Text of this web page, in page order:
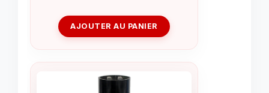
AJOUTER AU PANIER